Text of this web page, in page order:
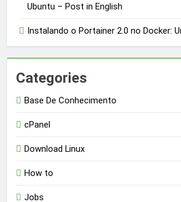
Ubuntu – Post in English
Instalando o Portainer 2.0 no Docker:
Categories
Base De Conhecimento
cPanel
Download Linux
How to
Jobs